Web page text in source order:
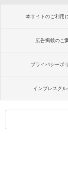
本サイトのご利用
広告掲載のご
プライバシーポ
インプレスグル